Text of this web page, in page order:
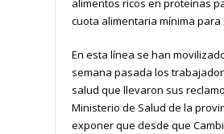
alimentos ricos en proteínas
cuota alimentaria mínima para
En esta línea se han
semana pasada los
salud que llevaron sus
Ministerio de Salud de la
exponer que desde que